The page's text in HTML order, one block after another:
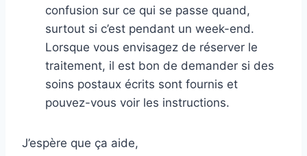
confusion sur ce qui se passe quand,
surtout si c’est pendant un week-end.
Lorsque vous envisagez de réserver le
traitement, il est bon de demander si des
soins postaux écrits sont fournis et
pouvez-vous voir les instructions.
J’espère que ça aide,